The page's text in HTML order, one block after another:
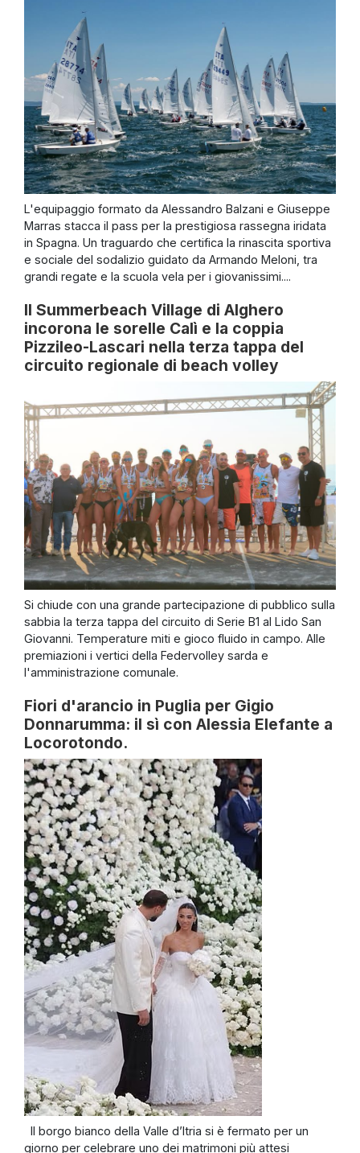
L'equipaggio formato da Alessandro Balzani e Giuseppe
Marras stacca il pass per la prestigiosa rassegna iridata
in Spagna. Un traguardo che certifica la rinascita sportiva
e sociale del sodalizio guidato da Armando Meloni, tra
grandi regate e la scuola vela per i giovanissimi....
Il Summerbeach Village di Alghero
incorona le sorelle Calì e la coppia
Pizzileo-Lascari nella terza tappa del
circuito regionale di beach volley
Si chiude con una grande partecipazione di pubblico sulla
sabbia la terza tappa del circuito di Serie B1 al Lido San
Giovanni. Temperature miti e gioco fluido in campo. Alle
premiazioni i vertici della Federvolley sarda e
l'amministrazione comunale.
Fiori d'arancio in Puglia per Gigio
Donnarumma: il sì con Alessia Elefante a
Locorotondo.
Il borgo bianco della Valle d’Itria si è fermato per un
giorno per celebrare uno dei matrimoni più attesi